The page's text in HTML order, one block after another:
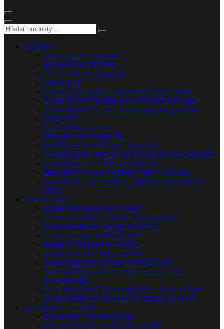
GITARY
AKUSTICKÉ GITARY
KLASICKÉ GITARY
ELEKTRICKÉ GITARY
UKULELE
COUNTRY A INÉ STRUNOVÉ NÁSTROJE
ZOSILŇOVAČE PRE AKUSTICKÉ GITARY
ZOSILŇOVAČE PRE ELEKTRICKÉ GITARY
STRUNY
GITAROVÉ EFEKTY
GITAROVÉ SNÍMAČE
PRÍSLUŠENSTVO PRE GITARY
NÁHRADNÉ DIELY A SÚČIASTKY NA GITARY
GITAROVÝ SERVIS – NÁRADIE
BEZDRÔTOVÉ SYSTÉMY PRE GITARY
GITAROVÉ UČEBNICE, ŠKOLY, SPEVNÍKY,
DVD
BASGITARY
ELEKTRICKÉ BASGITARY
ELEKTRO AKUSTICKÉ BASGITARY
BASGITAROVÉ ZOSILŇOVAČE
STRUNY PRE BASGITARY
EFEKTY PRE BASGITARY
SNÍMAČE PRE BASGITARY
PRÍSLUŠENSTVO PRE BASGITARY
NÁHRADNÉ DIELY A SÚČIASTKY NA
BASGITARY
BEZDRÔTOVÉ SYSTÉMY PRE BASGITARY
BASGITAROVÉ ŠKOLY, UČEBNICE, DVD
GITAROVÝ TUNING
NÁLEPKY NA HMATNÍK
NÁLEPKY NA TELO NÁSTROJA